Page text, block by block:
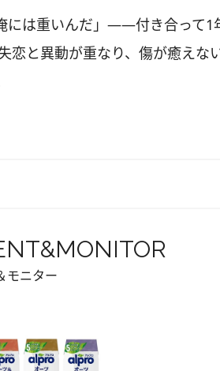
には重いんだ」――付き合って
恋と異動が重なり、傷が癒えな
モニター